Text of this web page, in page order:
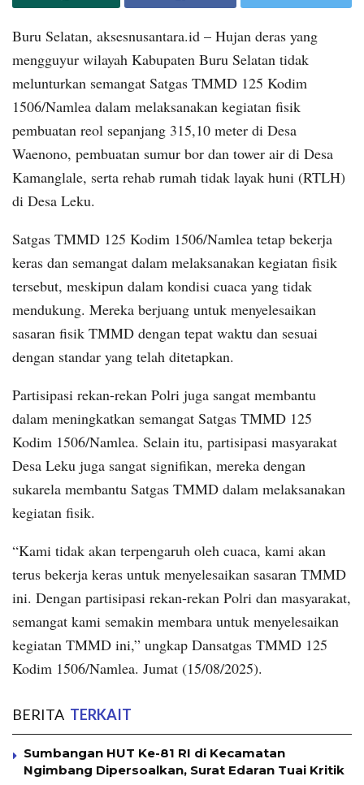
Buru Selatan, aksesnusantara.id – Hujan deras yang
mengguyur wilayah Kabupaten Buru Selatan tidak
melunturkan semangat Satgas TMMD 125 Kodim
1506/Namlea dalam melaksanakan kegiatan fisik
pembuatan reol sepanjang 315,10 meter di Desa
Waenono, pembuatan sumur bor dan tower air di Desa
Kamanglale, serta rehab rumah tidak layak huni (RTLH)
di Desa Leku.
Satgas TMMD 125 Kodim 1506/Namlea tetap bekerja
keras dan semangat dalam melaksanakan kegiatan fisik
tersebut, meskipun dalam kondisi cuaca yang tidak
mendukung. Mereka berjuang untuk menyelesaikan
sasaran fisik TMMD dengan tepat waktu dan sesuai
dengan standar yang telah ditetapkan.
Partisipasi rekan-rekan Polri juga sangat membantu
dalam meningkatkan semangat Satgas TMMD 125
Kodim 1506/Namlea. Selain itu, partisipasi masyarakat
Desa Leku juga sangat signifikan, mereka dengan
sukarela membantu Satgas TMMD dalam melaksanakan
kegiatan fisik.
“Kami tidak akan terpengaruh oleh cuaca, kami akan
terus bekerja keras untuk menyelesaikan sasaran TMMD
ini. Dengan partisipasi rekan-rekan Polri dan masyarakat,
semangat kami semakin membara untuk menyelesaikan
kegiatan TMMD ini,” ungkap Dansatgas TMMD 125
Kodim 1506/Namlea. Jumat (15/08/2025).
BERITA TERKAIT
Sumbangan HUT Ke-81 RI di Kecamatan
Ngimbang Dipersoalkan, Surat Edaran Tuai Kritik